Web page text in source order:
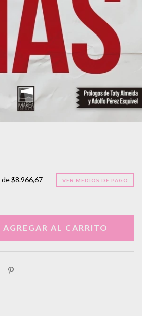
de$8.966,67 VER MEDIOS DE PAGO